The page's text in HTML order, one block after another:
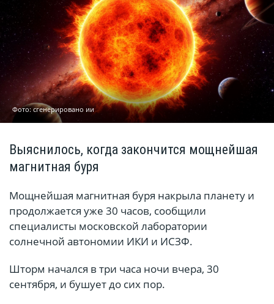
Фото: сгенерировано ии
Выяснилось, когда закончится мощнейшая
магнитная буря
Мощнейшая магнитная буря накрыла планету и
продолжается уже 30 часов, сообщили
специалисты московской лаборатории
солнечной автономии ИКИ и ИСЗФ.
Шторм начался в три часа ночи вчера, 30
сентября, и бушует до сих пор.